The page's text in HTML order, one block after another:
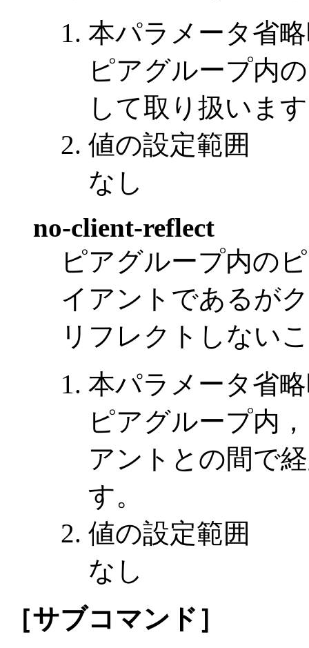
本パラメータ省
ピアグループ内
して取り扱いま
値の設定範囲
なし
no-client-reflect
ピアグループ内の
イアントであるが
リフレクトしない
本パラメータ省
ピアグループ内
アントとの間で
す。
値の設定範囲
なし
［サブコマンド］